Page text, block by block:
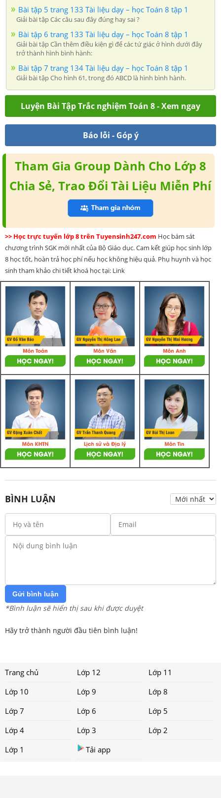
Bài tập 5 trang 133 Tài liệu dạy – học Toán 8 tập 1
Giải bài tập Các câu sau đây đúng hay sai ?
Bài tập 6 trang 133 Tài liệu dạy – học Toán 8 tập 1
Giải bài tập Cần thêm điều kiện gì để các tứ giác ở hình dưới đây
trở thành hình bình hành:
Bài tập 7 trang 134 Tài liệu dạy – học Toán 8 tập 1
Giải bài tập Cho hình 61, trong đó ABCD là hình bình hành.
Luyện Bài Tập Trắc nghiệm Toán 8 - Xem ngay
Báo lỗi - Góp ý
Tham Gia Group Dành Cho Lớp 8
Chia Sẻ, Trao Đổi Tài Liệu Miễn Phí
>> Học trực tuyến lớp 8 trên Tuyensinh247.com Học bám sát
chương trình SGK mới nhất của Bộ Giáo dục. Cam kết giúp học sinh lớp
8 học tốt, hoàn trả học phí nếu học không hiệu quả. Phụ huynh và học
sinh tham khảo chi tiết khoá học tại: Link
BÌNH LUẬN
Gửi bình luận
*Bình luận sẽ hiển thị sau khi được duyệt
Hãy trở thành người đầu tiên bình luận!
Trang chủ Lớp 12
Lớp 11
Lớp 10
Lớp 9
Lớp 8
Lớp 7
Lớp 6
Lớp 5
Lớp 4
Lớp 3
Lớp 2
Lớp 1
Tải app